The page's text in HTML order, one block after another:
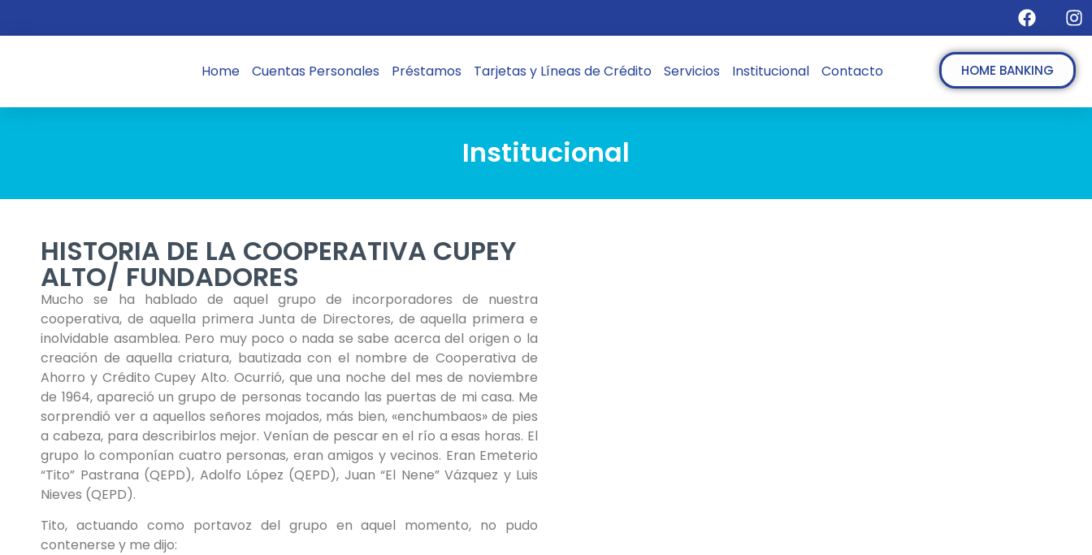
Home Cuentas Personales Préstamos Tarjetas y Líneas de Crédito Servicios Institucional Contacto HOME BANKING
Institucional
HISTORIA DE LA COOPERATIVA CUPEY
ALTO/ FUNDADORES
Mucho se ha hablado de aquel grupo de incorporadores de nuestra
cooperativa, de aquella primera Junta de Directores, de aquella primera e
inolvidable asamblea. Pero muy poco o nada se sabe acerca del origen o la
creación de aquella criatura, bautizada con el nombre de Cooperativa de
Ahorro y Crédito Cupey Alto. Ocurrió, que una noche del mes de noviembre
de 1964, apareció un grupo de personas tocando las puertas de mi casa. Me
sorprendió ver a aquellos señores mojados, más bien, «enchumbaos» de pies
a cabeza, para describirlos mejor. Venían de pescar en el río a esas horas. El
grupo lo componían cuatro personas, eran amigos y vecinos. Eran Emeterio
“Tito” Pastrana (QEPD), Adolfo López (QEPD), Juan “El Nene” Vázquez y Luis
Nieves (QEPD).
Tito, actuando como portavoz del grupo en aquel momento, no pudo
contenerse y me dijo: